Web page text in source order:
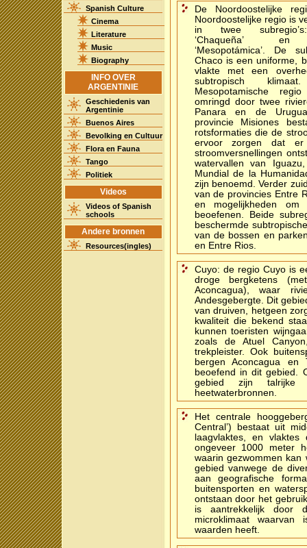
Spanish Culture
Cinema
Literature
Music
Biography
INFO OVER
ARGENTINIE
Geschiedenis van
Argentinie
Buenos Aires
Bevolking en Cultuur
Flora en Fauna
Tango
Politiek
Videos
Videos of Spanish
schools
Andere bronnen
Resources(ingles)
De Noordoostelijke
Noordoostelijke regio is
in twee
‘Chaqueña’
‘Mesopotámica’. De
Chaco is een uniforme,
vlakte met een
subtropisch
Mesopotamische
omringd door twee
Panara en de
provincie Misiones
rotsformaties die de
ervoor zorgen dat
stroomversnellingen
watervallen van
Mundial de la
zijn benoemd. Verder
van de provincies Entre
en mogelijkheden
beoefenen. Beide
beschermde
van de bossen en
en Entre Rios.
Cuyo: de regio Cuyo is
droge bergketens
Aconcagua), waar
Andesgebergte. Dit
van druiven, hetgeen
kwaliteit die bekend
kunnen toeristen
zoals de Atuel
trekpleister. Ook
bergen Aconcagua en
beoefend in dit gebied.
gebied zijn
heetwaterbronnen.
Het centrale
Central’) bestaat uit
laagvlaktes, en vlaktes
ongeveer 1000 meter
waarin gezwommen
gebied vanwege de
aan geografische
buitensporten en
ontstaan door het
is aantrekkelijk door
microklimaat waarvan
waarden heeft.